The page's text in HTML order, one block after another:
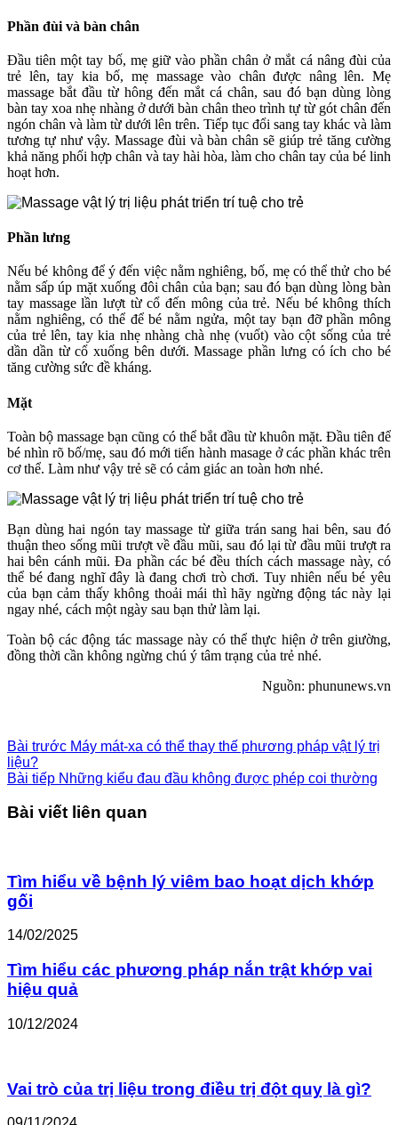
Phần đùi và bàn chân
Đầu tiên một tay bố, mẹ giữ vào phần chân ở mắt cá nâng đùi của
trẻ lên, tay kia bố, mẹ massage vào chân được nâng lên. Mẹ
massage bắt đầu từ hông đến mắt cá chân, sau đó bạn dùng lòng
bàn tay xoa nhẹ nhàng ở dưới bàn chân theo trình tự từ gót chân đến
ngón chân và làm từ dưới lên trên. Tiếp tục đổi sang tay khác và làm
tương tự như vậy. Massage đùi và bàn chân sẽ giúp trẻ tăng cường
khả năng phối hợp chân và tay hài hòa, làm cho chân tay của bé linh
hoạt hơn.
Phần lưng
Nếu bé không để ý đến việc nằm nghiêng, bố, mẹ có thể thử cho bé
nằm sấp úp mặt xuống đôi chân của bạn; sau đó bạn dùng lòng bàn
tay massage lần lượt từ cổ đến mông của trẻ. Nếu bé không thích
nằm nghiêng, có thể để bé nằm ngửa, một tay bạn đỡ phần mông
của trẻ lên, tay kia nhẹ nhàng chà nhẹ (vuốt) vào cột sống của trẻ
dần dần từ cổ xuống bên dưới. Massage phần lưng có ích cho bé
tăng cường sức đề kháng.
Mặt
Toàn bộ massage bạn cũng có thể bắt đầu từ khuôn mặt. Đầu tiên để
bé nhìn rõ bố/mẹ, sau đó mới tiến hành masage ở các phần khác trên
cơ thể. Làm như vậy trẻ sẽ có cảm giác an toàn hơn nhé.
Bạn dùng hai ngón tay massage từ giữa trán sang hai bên, sau đó
thuận theo sống mũi trượt về đầu mũi, sau đó lại từ đầu mũi trượt ra
hai bên cánh mũi. Đa phần các bé đều thích cách massage này, có
thể bé đang nghĩ đây là đang chơi trò chơi. Tuy nhiên nếu bé yêu
của bạn cảm thấy không thoải mái thì hãy ngừng động tác này lại
ngay nhé, cách một ngày sau bạn thử làm lại.
Toàn bộ các động tác massage này có thể thực hiện ở trên giường,
đồng thời cần không ngừng chú ý tâm trạng của trẻ nhé.
Nguồn: phununews.vn
Bài trước Máy mát-xa có thể thay thế phương pháp vật lý trị
liệu?
Bài tiếp Những kiểu đau đầu không được phép coi thường
Bài viết liên quan
Tìm hiểu về bệnh lý viêm bao hoạt dịch khớp
gối
14/02/2025
Tìm hiểu các phương pháp nắn trật khớp vai
hiệu quả
10/12/2024
Vai trò của trị liệu trong điều trị đột quỵ là gì?